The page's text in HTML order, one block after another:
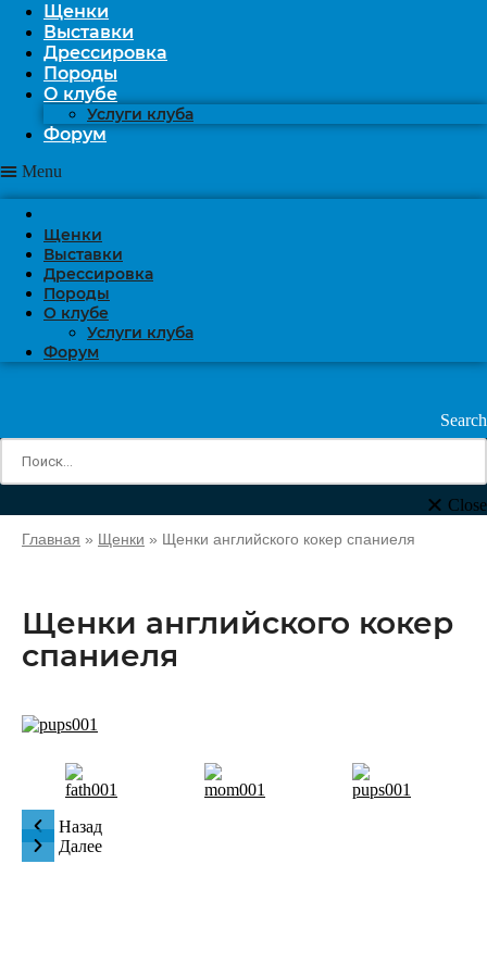
Щенки
Выставки
Дрессировка
Породы
О клубе
Услуги клуба
Форум
Menu
Щенки
Выставки
Дрессировка
Породы
О клубе
Услуги клуба
Форум
Search
Close
Главная » Щенки » Щенки английского кокер спаниеля
Щенки английского кокер
спаниеля
Назад
Далее